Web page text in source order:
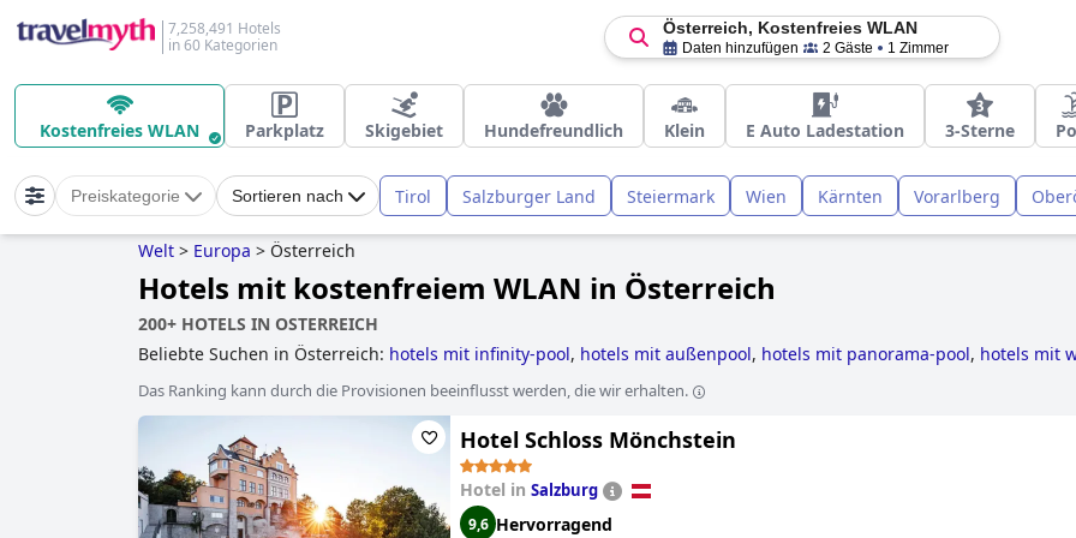
7,258,491 Hotels
in 60 Kategorien
Österreich, Kostenfreies WLAN
Daten hinzufügen 2 Gäste 1 Zimmer
Kostenfreies WLAN Parkplatz Skigebiet Hundefreundlich Klein E Auto Ladestation 3-Sterne
Preiskategorie Sortieren nach Tirol Salzburger Land Steiermark Wien Kärnten Vorarlberg
Welt > Europa > Österreich
Hotels mit kostenfreiem WLAN in Österreich
200+ HOTELS IN OSTERREICH
Beliebte Suchen in Österreich: hotels mit infinity-pool, hotels mit außenpool, hotels mit panorama-pool, hotels mit
nachhaltige praktiken umgesetzt haben,skihotels an der piste,hotels mit pool
aquapark,hundefreundliche hotels,hotels in der nähe von weinbergen
3-sterne-hotels baumhaushotels,5-sterne-hotels, schlosshotels,hotels mit hallenbad
kleine hotels,hotels mit kostenfreiem wlan,hotels mit kamin im zimmer
Das Ranking kann durch die Provisionen beeinflusst werden, die wir erhalten.
Hotel Schloss Mönchstein
Hotel in Salzburg
9,6 Hervorragend